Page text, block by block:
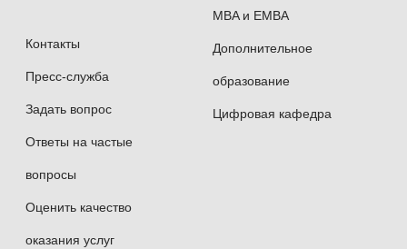
Владеет английским, турецким и французским
языками.
Контакты
Пресс-служба
Задать вопрос
Ответы на частые
вопросы
Оценить качество
оказания услуг
MBA и EMBA
Дополнительное
образование
Цифровая кафедра